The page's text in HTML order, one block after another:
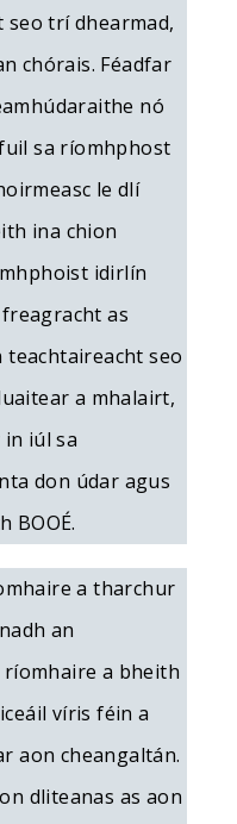
trí dhearmad,
chórais. Féadfar
nó
sa ríomhphost
le dlí
ina chion
idirlín
freagracht as
seo
a mhalairt,
iúl sa
don údar agus
BOOÉ.
a tharchur
an
a bheith
víris féin a
aon cheangaltán.
dliteanas as aon